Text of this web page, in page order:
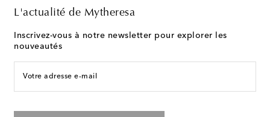
L'actualité de Mytheresa
Inscrivez-vous à notre newsletter pour explorer les
nouveautés
Votre adresse e-mail